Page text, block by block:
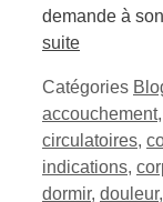
demande à
suite
Catégories
accouchement,
circulatoires,
indications,
dormir, douleur,